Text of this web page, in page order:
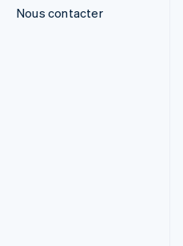
Nous contacter